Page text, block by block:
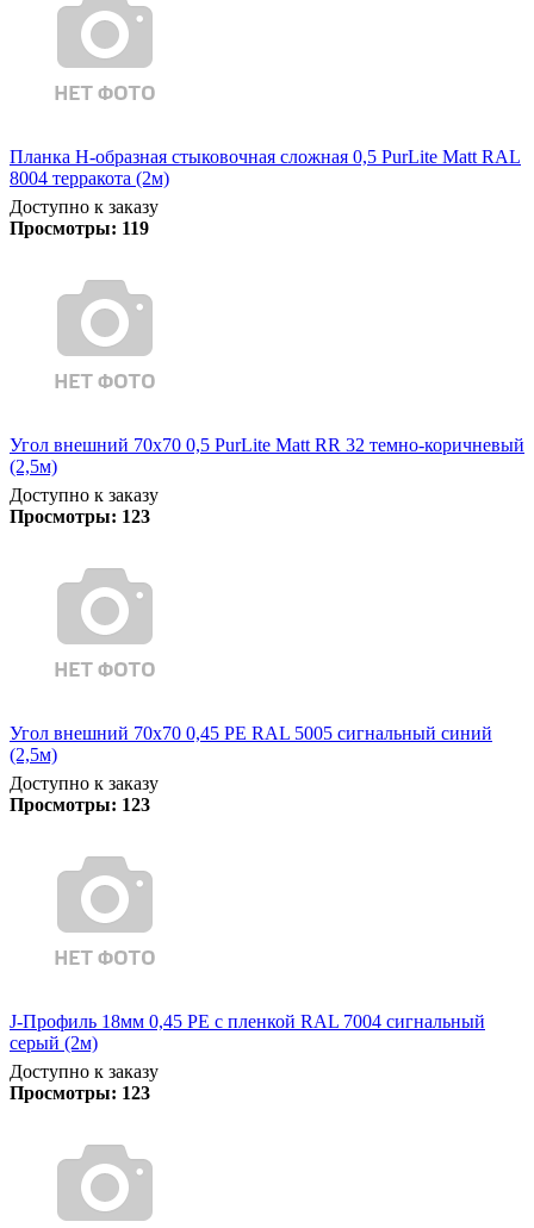
Планка Н-образная стыковочная сложная 0,5 PurLite Matt RAL
8004 терракота (2м)
Доступно к заказу
Просмотры: 119
Угол внешний 70х70 0,5 PurLite Matt RR 32 темно-коричневый
(2,5м)
Доступно к заказу
Просмотры: 123
Угол внешний 70х70 0,45 PE RAL 5005 сигнальный синий
(2,5м)
Доступно к заказу
Просмотры: 123
J-Профиль 18мм 0,45 PE с пленкой RAL 7004 сигнальный
серый (2м)
Доступно к заказу
Просмотры: 123